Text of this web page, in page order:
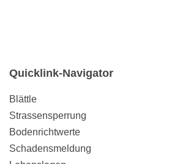
Quicklink-Navigator
Blättle
Strassensperrung
Bodenrichtwerte
Schadensmeldung